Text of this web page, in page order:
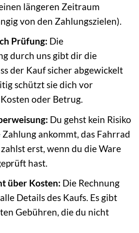
längeren Zeitraum
von den Zahlungszielen).
Prüfung: Die
durch uns gibt dir die
der Kauf sicher abgewickelt
schützt sie dich vor
oder Betrug.
Du gehst kein Risiko
Zahlung ankommt, das Fahrrad
erst, wenn du die Ware
hast.
über Kosten: Die Rechnung
Details des Kaufs. Es gibt
Gebühren, die du nicht